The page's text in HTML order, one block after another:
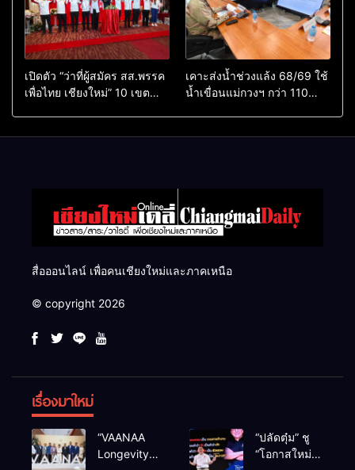
เปิดตัว “ว่าที่ผู้สมัคร สส.พรรค
เพื่อไทย เชียงใหม่” 10 เขต
เคาะส่งน้ำช่วงแล้ง 68/69 ใช้
น้ำเขื่อนแม่กวงฯ กว่า 110
สื่อออนไลน์ เพื่อคนเชียงใหม่และภาคเหนือ
© copyright 2026
เรื่องมาใหม่
“VAANAA
Longevity
“ปลัดตุ๋ม” ชู
“โอกาสใหม่”